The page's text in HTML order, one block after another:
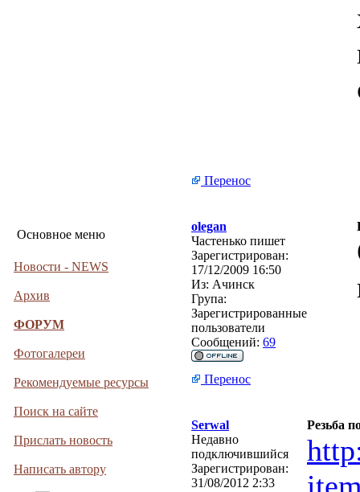
Основное меню
Новости - NEWS
Архив
ФОРУМ
Фотогалереи
Рекомендуемые ресурсы
Поиск на сайте
Прислать новость
Написать автору
Перенос
olegan
Частенько пишет
Зарегистрирован:
17/12/2009 16:50
Из: Ачинск
Група:
Зарегистрированные
пользователи
Сообщений: 69
Перенос
Serwal
Резьба
Недавно
подключившийся
Зарегистрирован:
31/08/2012 2:33